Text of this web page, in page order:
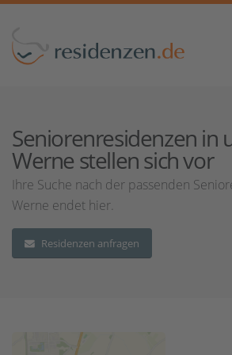
Seniorenresidenzen in
Werne stellen sich vor
Ihre Suche nach der passenden
Werne endet hier.
Residenzen anfragen